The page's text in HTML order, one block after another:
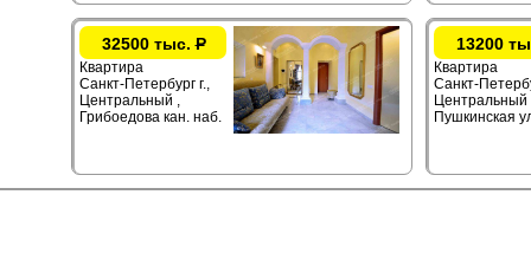
32500 тыс.Р
Квартира
Санкт-Петербург г.,
Центральный ,
Грибоедова кан. наб.
13200
Квартира
Санкт-
Центральный
Пушкинская